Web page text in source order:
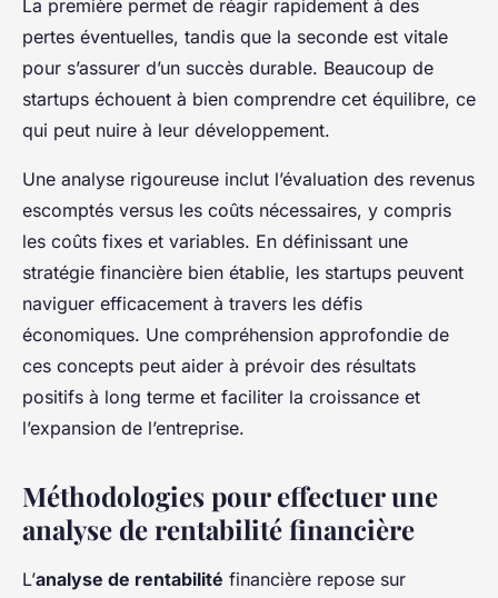
La première permet de réagir rapidement à des
pertes éventuelles, tandis que la seconde est vitale
pour s’assurer d’un succès durable. Beaucoup de
startups échouent à bien comprendre cet équilibre, ce
qui peut nuire à leur développement.
Une analyse rigoureuse inclut l’évaluation des revenus
escomptés versus les coûts nécessaires, y compris
les coûts fixes et variables. En définissant une
stratégie financière bien établie, les startups peuvent
naviguer efficacement à travers les défis
économiques. Une compréhension approfondie de
ces concepts peut aider à prévoir des résultats
positifs à long terme et faciliter la croissance et
l’expansion de l’entreprise.
Méthodologies pour effectuer une
analyse de rentabilité financière
L’analyse de rentabilité financière repose sur